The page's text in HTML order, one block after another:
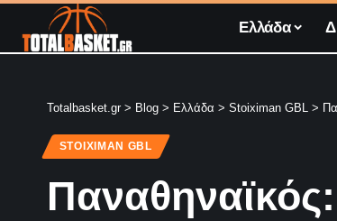
Ελλάδα
Totalbasket.gr > Blog > Ελλάδα > Stoiximan GBL >
STOIXIMAN GBL